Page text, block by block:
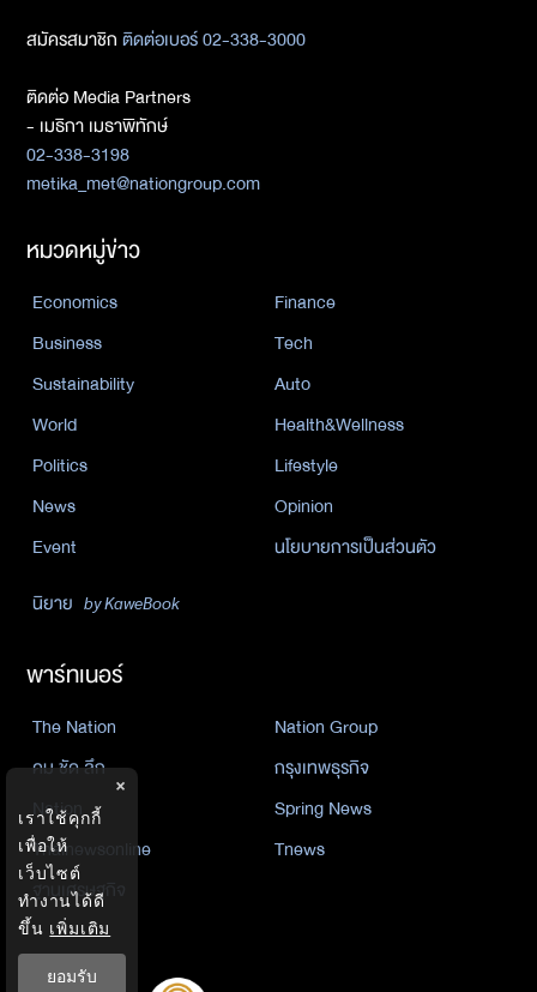
สมัครสมาชิกติดต่อเบอร์ 02-338-3000
ติดต่อ Media Partners
- เมธิกา เมธาพิทักษ์
02-338-3198
metika_met@nationgroup.com
หมวดหมู่ข่าว
Economics
Finance
Business
Tech
Sustainability
Auto
World
Health&Wellness
Politics
Lifestyle
News
Opinion
Event
นโยบายการเป็นส่วนตัว
นิยาย by KaweBook
พาร์ทเนอร์
The Nation
Nation Group
คม ชัด ลึก
กรุงเทพธุรกิจ
Nation
Spring News
Thainewsonline
Tnews
ฐานเศรษฐกิจ
×
เราใช้คุกกี้
เพื่อให้
เว็บไซต์
ทำงานได้ดี
ขึ้น เพิ่มเติม
ยอมรับ